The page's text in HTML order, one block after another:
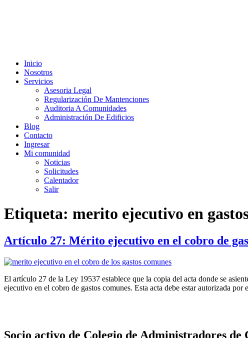
Inicio
Nosotros
Servicios
Asesoria Legal
Regularización De Mantenciones
Auditoria A Comunidades
Administración De Edificios
Blog
Contacto
Ingresar
Mi comunidad
Noticias
Solicitudes
Calentador
Salir
Etiqueta: merito ejecutivo en
Artículo 27: Mérito ejecutivo en el cobro de
El artículo 27 de la Ley 19537 establece que la copia del acta donde se
ejecutivo en el cobro de gastos comunes. Esta acta debe estar autorizada
Socio activo de Colegio de Administradores de